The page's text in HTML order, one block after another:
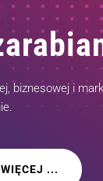
biznesowej i
...